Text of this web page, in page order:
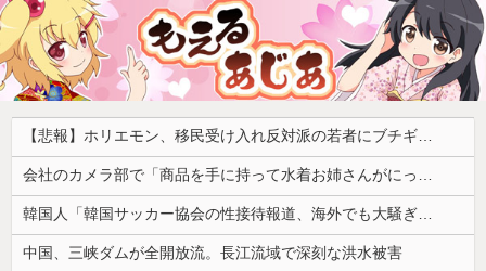
【悲報】ホリエモン、移民受け入れ反対派の若者にブチギレ「差別するなんて最低だ！」 → スタジオ誰も反論できず沈黙 ………
会社のカメラ部で「商品を手に持って水着お姉さんがにっこり」を撮影、だがお姉さんは素人アルバイトで親バレした結果……
韓国人「韓国サッカー協会の性接待報道、海外でも大騒ぎに・・・2002年W杯4強の記録取り消しの声も」→「マジで国の恥だ」「2002年まで疑う価値...
中国、三峡ダムが全開放流。長江流域で深刻な洪水被害